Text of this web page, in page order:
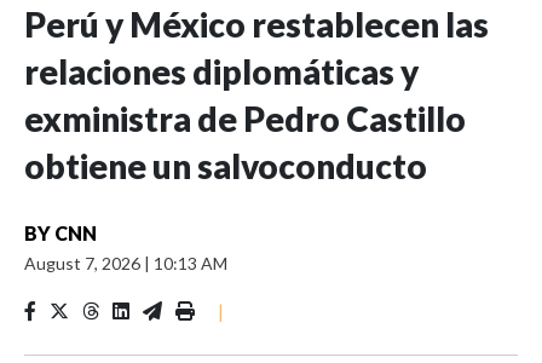
Perú y México restablecen las
relaciones diplomáticas y
exministra de Pedro Castillo
obtiene un salvoconducto
BY CNN
August 7, 2026 | 10:13 AM
|